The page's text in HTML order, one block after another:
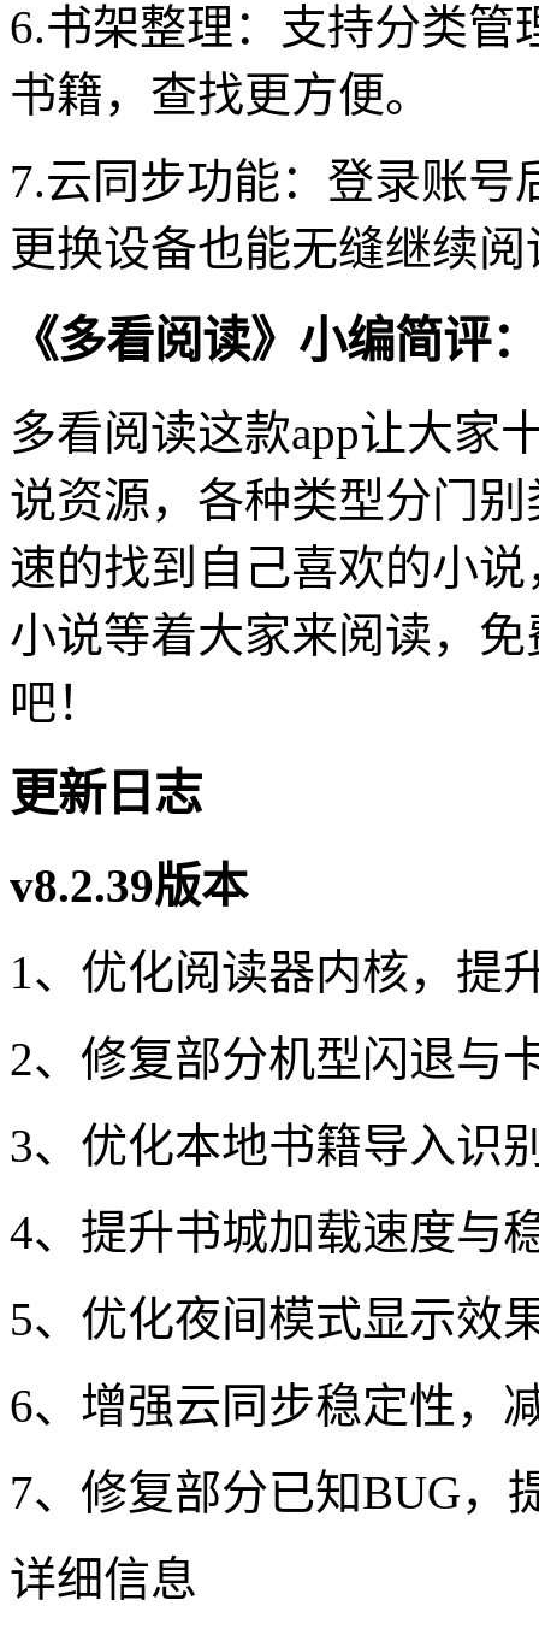
6.书架整理：支持分类
书籍，查找更方便。
7.云同步功能：登录账
更换设备也能无缝继续阅
《多看阅读》小编简评：
多看阅读这款app让大家
说资源，各种类型分门
速的找到自己喜欢的小
小说等着大家来阅读，
吧！
更新日志
v8.2.39版本
1、优化阅读器内核，提
2、修复部分机型闪退与
3、优化本地书籍导入识
4、提升书城加载速度与
5、优化夜间模式显示效
6、增强云同步稳定性，
7、修复部分已知BUG，
详细信息